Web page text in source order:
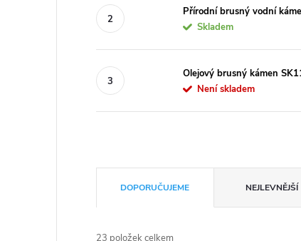
Přírodní brusný vodní
Skladem
Olejový brusný kámen
Není skladem
a
DOPORUČUJEME NEJLEVNĚJŠÍ
23 položek celkem